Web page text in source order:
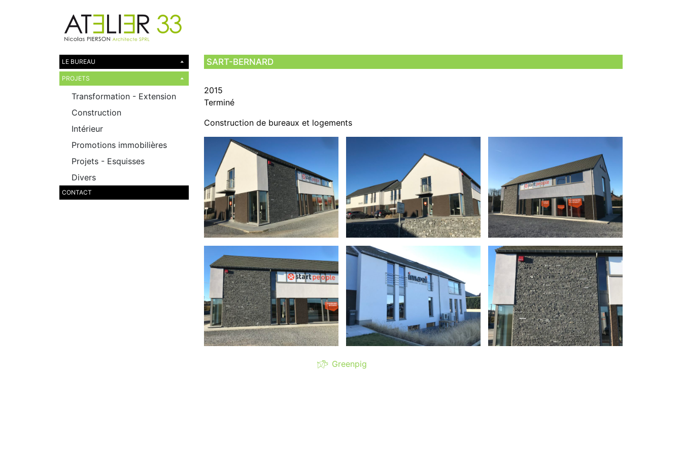
LE BUREAU
PROJETS
Transformation - Extension
Construction
Intérieur
Promotions immobilières
Projets - Esquisses
Divers
CONTACT
SART-BERNARD
2015
Terminé
Construction de bureaux et logements
Greenpig